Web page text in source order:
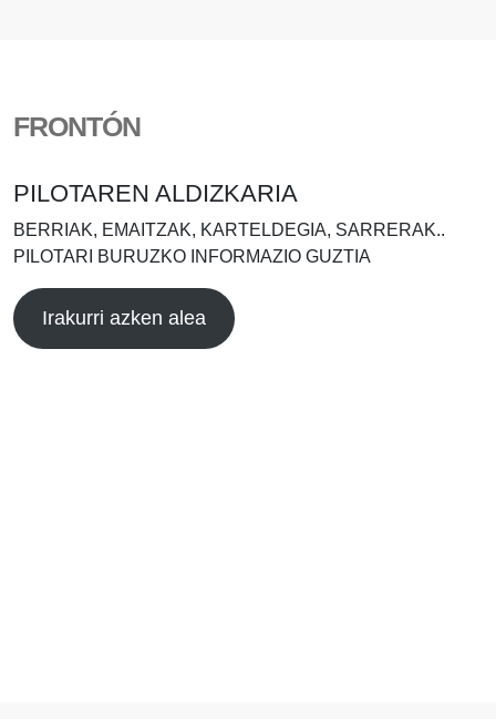
FRONTÓN
PILOTAREN ALDIZKARIA
BERRIAK, EMAITZAK, KARTELDEGIA, SARRERAK..
PILOTARI BURUZKO INFORMAZIO GUZTIA
Irakurri azken alea